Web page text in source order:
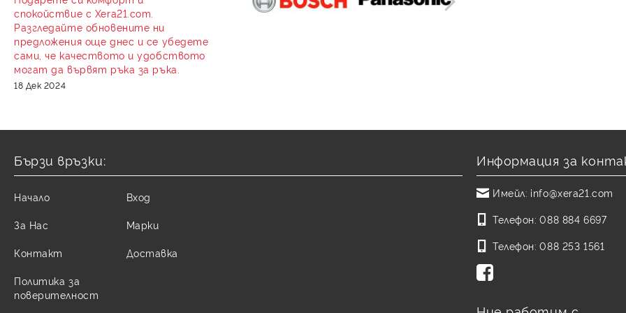
спокойствие с Xera21.com.
Разгледайте обновените ни
предложения още днес и се убедете
сами, че качеството и удобството
могат да вървят ръка за ръка.
18 Дек 2024
Бързи връзки:
Начало
За Нас
Контакт
Политика за
поверителност
Вход
Марки
Доставка
Информация за
Имейл: info@xera21.com
Телефон: 088 884 6697
Телефон: 088 253 1561